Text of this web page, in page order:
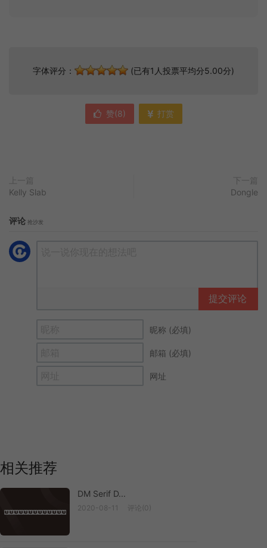
字体评分： (已有1人投票平均分5.00分)
赞(8) 打赏
上一篇
Kelly Slab
下一篇
Dongle
评论 抢沙发
提交评论
昵称 (必填)
邮箱 (必填)
网址
相关推荐
DM Serif D...
DM Serif D...
2020-08-11 评论(0)